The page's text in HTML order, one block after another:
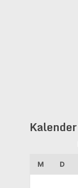
Kalender
M D